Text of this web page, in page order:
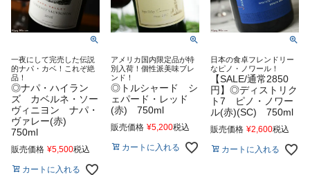
一夜にして完売した伝説
的ナパ・カベ！これぞ絶
品！
◎ナパ・ハイラン
ズ カベルネ・ソー
ヴィニヨン ナパ・
ヴァレー(赤)
750ml
販売価格 ¥5,500税込
カートに入れる
アメリカ国内限定品が特
別入荷！個性派美味ブレ
ンド！
◎トルシャード シ
ェパード・レッド
(赤) 750ml
販売価格 ¥5,200税込
カートに入れる
日本の食卓フレンドリー
なピノ・ノワール！
【SALE/通常2850
円】◎ディストリク
ト7 ピノ・ノワー
ル(赤)(SC) 750ml
販売価格 ¥2,600税込
カートに入れる